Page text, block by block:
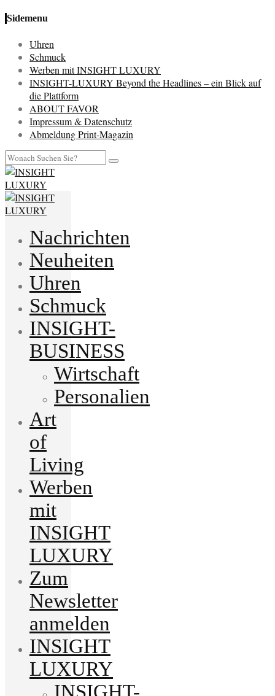
Sidemenu
Uhren
Schmuck
Werben mit INSIGHT LUXURY
INSIGHT-LUXURY Beyond the Headlines – ein Blick auf
die Plattform
ABOUT FAVOR
Impressum & Datenschutz
Abmeldung Print-Magazin
Nachrichten
Neuheiten
Uhren
Schmuck
INSIGHT-
BUSINESS
Wirtschaft
Personalien
Art
of
Living
Werben
mit
INSIGHT
LUXURY
Zum
Newsletter
anmelden
INSIGHT
LUXURY
INSIGHT-